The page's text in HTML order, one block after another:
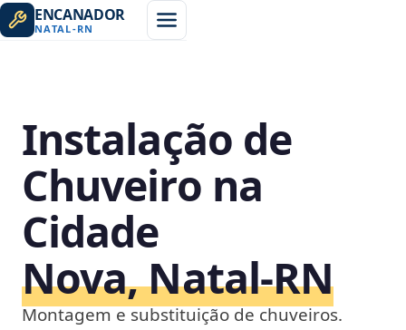
ENCANADOR
NATAL-RN
Instalação de
Chuveiro na
Cidade
Nova, Natal‑RN
Montagem e substituição de chuveiros.